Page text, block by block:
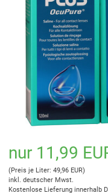
nur 11,99
(Preis je Liter: 49,96 EUR)
inkl. deutscher Mwst.
Kostenlose Lieferung innerhalb